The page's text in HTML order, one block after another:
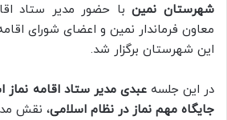
شهرستان نمینبا حضور مدیر ستاد
معاون فرماندار نمین و اعضای شورای
این شهرستان برگزار شد.
در این جلسهعبدی مدیر ستاد اقامه نماز
جایگاه مهم نماز در نظام اسلامی، نقش